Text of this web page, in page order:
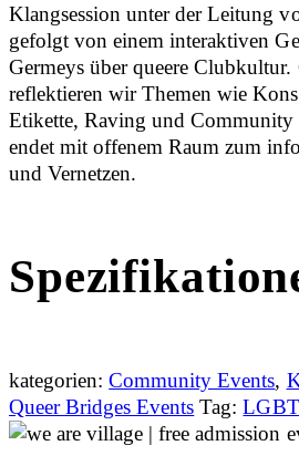
Klangsession unter der Leitung
gefolgt von einem interaktiven
Germeys über queere Clubkultur.
reflektieren wir Themen wie
Etikette, Raving und Community
endet mit offenem Raum zum
und Vernetzen.
kategorien: Community Events,
Queer Bridges Events Tag: